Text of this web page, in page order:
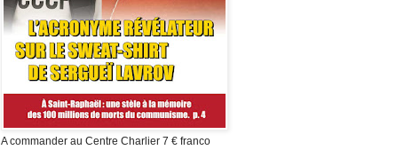
A commander au Centre Charlier 7 € franco